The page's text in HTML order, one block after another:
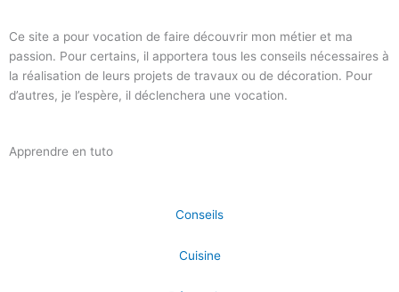
Ce site a pour vocation de faire découvrir mon métier et ma
passion. Pour certains, il apportera tous les conseils nécessaires à
la réalisation de leurs projets de travaux ou de décoration. Pour
d’autres, je l’espère, il déclenchera une vocation.
Apprendre en tuto
Conseils
Cuisine